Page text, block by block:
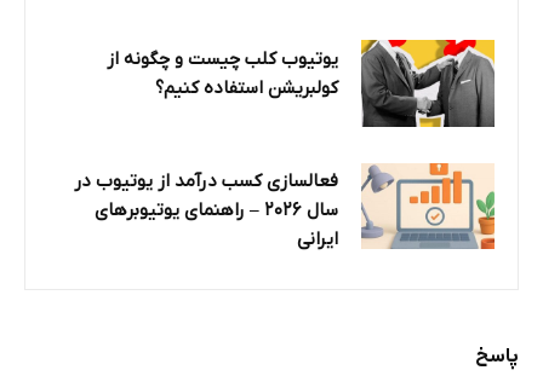
یوتیوب کلب چیست و چگونه از
کولبریشن استفاده کنیم؟
فعالسازی کسب درآمد از یوتیوب در
سال ۲۰۲۶ – راهنمای یوتیوبرهای
ایرانی
پاسخ